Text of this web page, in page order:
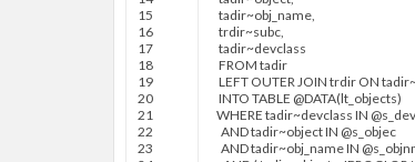
15
16
17
18
19
20
21
22
23
tadir~obj name,
trdir~subc,
tadir~devclass
FROM tadir
LEFT OUTERJOIN trdir ON tadir
INTO TABLE @DATA(lt objects)
WHERE tadir~devclass IN @s
ANDtadir~objectIN @s objec
ANDtadir~obj nameIN @s